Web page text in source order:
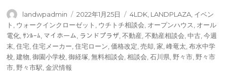
投
稿
者
landwpadmin
投
稿
日:
2022年1月25日
タ
グ
4LDK, LANDPLAZA, イベン
ト , ウォークインクローゼット , ウチトチ相談会, オープンハウス, オール
電化,ｻﾝﾙｰﾑ, マイホーム, ランドプラザ,不動産,不動産相談会,中古,今週
末,住宅,住宅メーカー,住宅ローン,価格改定,売却,家,峰竜太,布水中学
校,建物,御園小学校,御経塚,無料相談会,相談会,石川県, 野々市, 野々市
市, 野々市駅,金沢情報